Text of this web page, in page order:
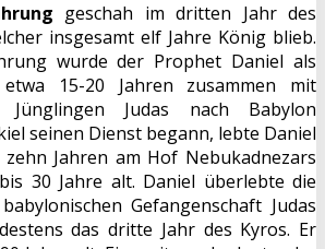
geschah im dritten Jahr des
insgesamt elf Jahre König blieb.
wurde der Prophet Daniel als
15-20 Jahren zusammen mit
Judas nach Babylon
seinen Dienst begann, lebte Daniel
Jahren am Hof Nebukadnezars
30 Jahre alt. Daniel überlebte die
Gefangenschaft Judas
das dritte Jahr des Kyros. Er